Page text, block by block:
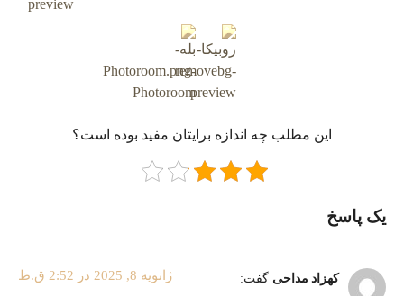
این مطلب چه‌ اندازه برایتان مفید بوده است؟
یک پاسخ
کهزاد مداحی گفت: ژانویه 8, 2025 در 2:52 ق.ظ